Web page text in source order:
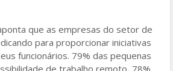
que as empresas do setor de
para proporcionar iniciativas
funcionários. 79% das pequenas